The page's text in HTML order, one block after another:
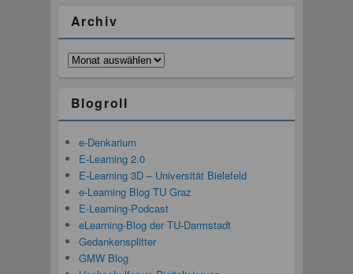
Archiv
Archiv
Blogroll
e-Denkarium
E-Learning 2.0
E-Learning 3D – Universität Bielefeld
e-Learning Blog TU Graz
E-Learning-Podcast
eLearning-Blog der TU-Darmstadt
Gedankensplitter
GMW Blog